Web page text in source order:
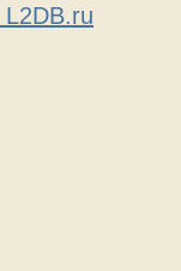
L2DB.ru